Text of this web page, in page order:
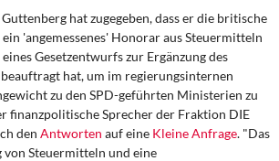
und Finanzpolitik
und Daseinsvorsorge
hat zugegeben, dass er die britische
'angemessenes' Honorar aus Steuermitteln
Gesetzentwurfs zur Ergänzung des
hat, um im regierungsinternen
zu den SPD-geführten Ministerien zu
finanzpolitische Sprecher der Fraktion DIE
den Antworten auf eine Kleine Anfrage. "Das
Steuermitteln und eine